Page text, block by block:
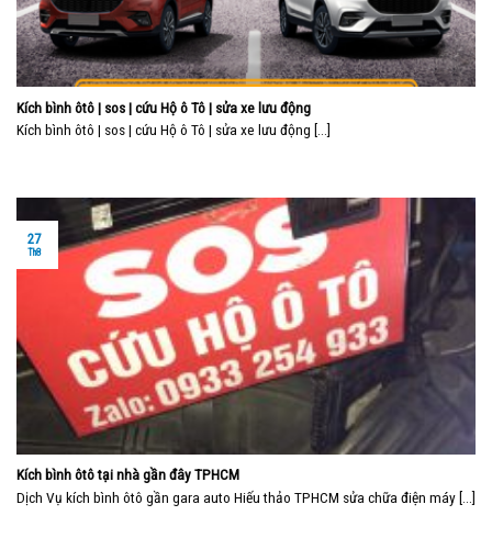
Kích bình ôtô | sos | cứu Hộ ô Tô | sửa xe lưu động
Kích bình ôtô | sos | cứu Hộ ô Tô | sửa xe lưu động [...]
Kích bình ôtô tại nhà gần đây TPHCM
Dịch Vụ kích bình ôtô gần gara auto Hiếu thảo TPHCM sửa chữa điện máy [...]
27
Th8